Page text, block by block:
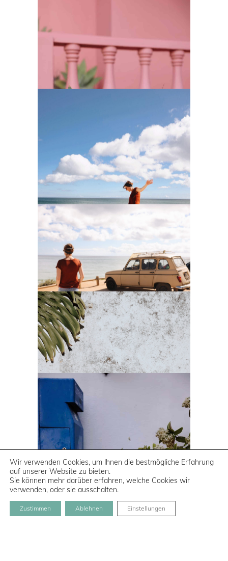
Wir verwenden Cookies, um Ihnen die bestmögliche Erfahrung
auf unserer Website zu bieten.
Sie können mehr darüber erfahren, welche Cookies wir
verwenden, oder sie ausschalten.
Zustimmen Ablehnen Einstellungen